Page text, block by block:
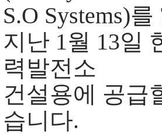
S.O Systems)
지난 1월 13일
력발전소
건설용에 공급
습니다.